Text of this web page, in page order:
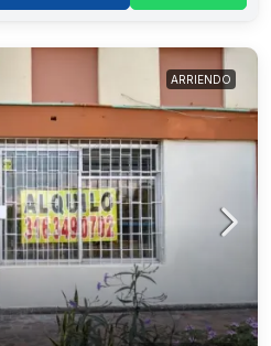
ARRIENDO